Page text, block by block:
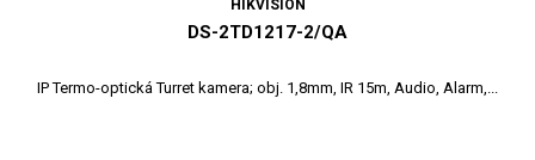
HIKVISION
DS-2TD1217-2/QA
IP Termo-optická Turret kamera; obj. 1,8mm, IR 15m, Audio, Alarm,...